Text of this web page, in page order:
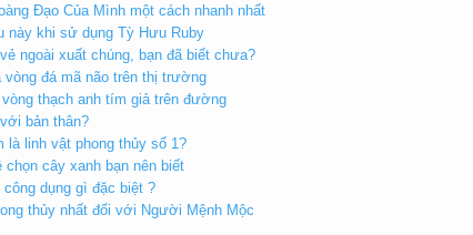
Đạo Của Mình một cách nhanh nhất
này khi sử dụng Tỳ Hưu Ruby
ngoài xuất chúng, bạn đã biết chưa?
đá mã não trên thị trường
thạch anh tím giả trên đường
bản thân?
linh vật phong thủy số 1?
cây xanh bạn nên biết
dụng gì đặc biệt ?
thủy nhất đối với Người Mệnh Mộc